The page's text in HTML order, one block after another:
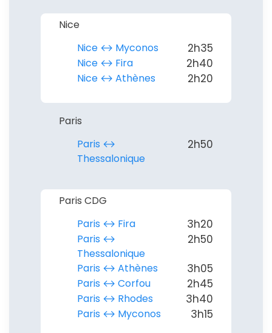
Nice
Nice ↔︎ Myconos
2h35
Nice ↔︎ Fira 2h40
Nice ↔︎ Athènes 2h20
Paris
Paris ↔︎
Thessalonique
2h50
Paris CDG
Paris ↔︎ Fira
3h20
Paris ↔︎
Thessalonique
2h50
Paris ↔︎ Athènes 3h05
Paris ↔︎ Corfou 2h45
Paris ↔︎ Rhodes 3h40
Paris ↔︎ Myconos 3h15